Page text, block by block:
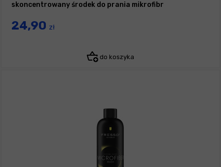
skoncentrowany środek do prania mikrofibr
24,90 zł
do koszyka